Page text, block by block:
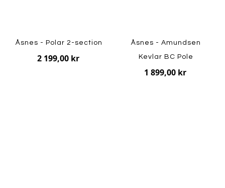
Åsnes - Polar 2-section
2 199,00 kr
Åsnes - Amundsen
Kevlar BC Pole
1 899,00 kr